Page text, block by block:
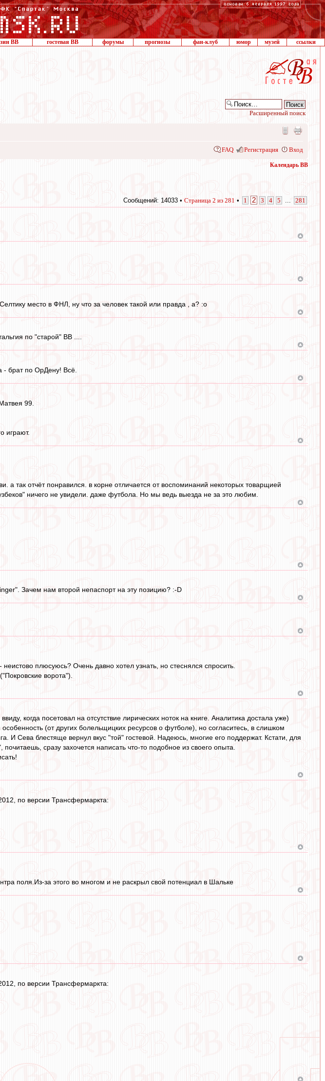
ВВ гостевая ВВ форумы прогнозы фан-клуб юмор музей ссылки
Расширенный поиск
FAQ Регистрация Вход
Календарь ВВ
Сообщений: 14033 • Страница 2 из 281 • 1 2 3 4 5 281
место в ФНЛ, ну что за человек такой или правда , а? :o
по "старой" ВВ ....
- брат по ОрДену! Всё.
99.
играют.
а так отчёт понравился. в корне отличается от воспоминаний некоторых товарщией
ничего не увидели. даже футбола. Но мы ведь выезда не за это любим.
Зачем нам второй непаспорт на эту позицию? :-D
плюсуюсь? Очень давно хотел узнать, но стеснялся спросить.
ворота").
когда посетовал на отсутствие лирических ноток на книге. Аналитика достала уже)
(от других болельщицких ресурсов о футболе), но согласитесь, в слишком
И Сева блестяще вернул вкус "той" гостевой. Надеюсь, многие его поддержат. Кстати, для
сразу захочется написать что-то подобное из своего опыта.
по версии Трансфермаркта:
поля.Из-за этого во многом и не раскрыл свой потенциал в Шальке
по версии Трансфермаркта: